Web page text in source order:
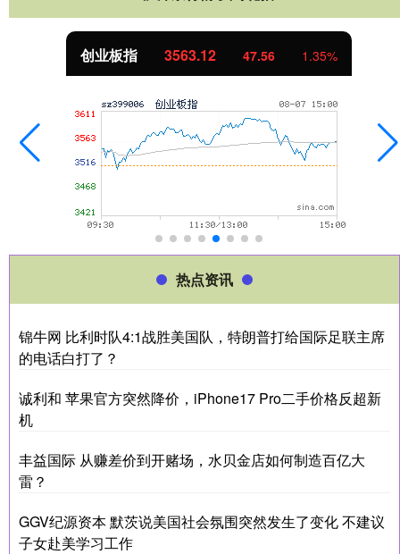
创业板指 3563.12 47.56 1.35%
热点资讯
锦牛网 比利时队4:1战胜美国队，特朗普打给国际足联主席
的电话白打了？
诚利和 苹果官方突然降价，iPhone17 Pro二手价格反超新
机
丰益国际 从赚差价到开赌场，水贝金店如何制造百亿大
雷？
GGV纪源资本 默茨说美国社会氛围突然发生了变化 不建议
子女赴美学习工作